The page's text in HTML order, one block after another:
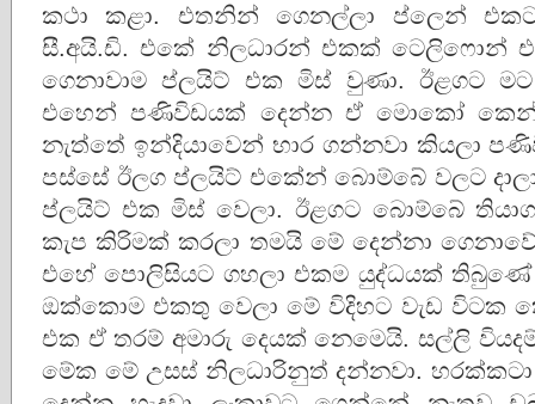
කථා කළා. එතනින් ගෙනල්ලා ප්ලෙන් එකට
සී.අයි.ඩි. එකේ නිලධාරන් එකක් ටෙලිෆොන්
ගෙනාවාම ප්ලයිට් එක මිස් වුණා. ඊළගට
එහෙන් පණිවිඩයක් දෙන්න ඒ මොකෝ
නැත්තේ ඉන්දියාවෙන් භාර ගන්නවා කියලා
පස්සේ ඊලග ප්ලයිට් එකේන් බොම්බේ වලට
ප්ලයිට් එක මිස් වෙලා. ඊළගට බොම්බේ
කැප කිරිමක් කරලා තමයි මේ දෙන්නා
එහේ පොලිසියට ගහලා එකම යුද්ධයක්
ඔක්කොම එකතු වෙලා මේ විදිහට වැඩ විටක
එක ඒ තරම් අමාරු දෙයක් නෙමෙයි. සල්ලි
මේක මේ උසස් නිලධාරිනුත් දන්නවා. හරක්කටා